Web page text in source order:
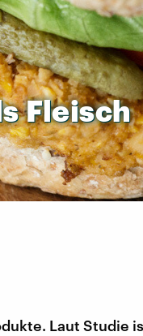
Fleisch
Laut Studie